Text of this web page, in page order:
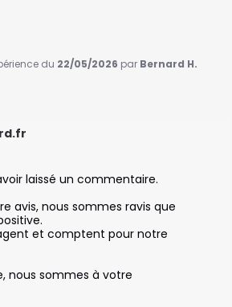
du 22/05/2026 par Bernard H.
laissé un commentaire.
avis, nous sommes ravis que
et comptent pour notre
nous sommes à votre